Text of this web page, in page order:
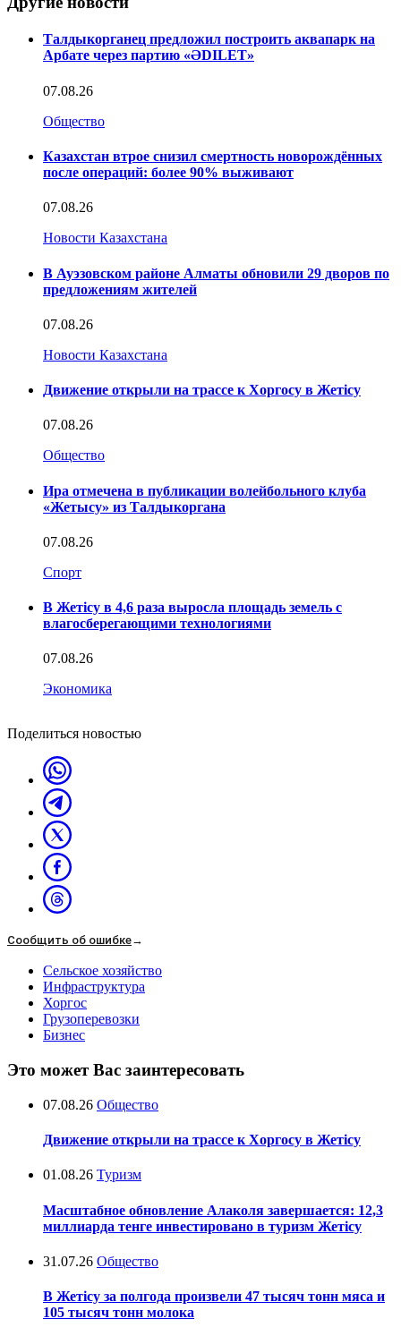
Талдыкорганец предложил построить аквапарк на
Арбате через партию «ӘDILET»
07.08.26
Общество
Казахстан втрое снизил смертность новорождённых
после операций: более 90% выживают
07.08.26
Новости Казахстана
В Ауэзовском районе Алматы обновили 29 дворов по
предложениям жителей
07.08.26
Новости Казахстана
Движение открыли на трассе к Хоргосу в Жетісу
07.08.26
Общество
Ира отмечена в публикации волейбольного клуба
«Жетысу» из Талдыкоргана
07.08.26
Спорт
В Жетісу в 4,6 раза выросла площадь земель с
влагосберегающими технологиями
07.08.26
Экономика
Поделиться новостью
Сообщить об ошибке→
Сельское хозяйство
Инфраструктура
Хоргос
Грузоперевозки
Бизнес
Это может Вас заинтересовать
07.08.26 Общество
Движение открыли на трассе к Хоргосу в Жетісу
01.08.26 Туризм
Масштабное обновление Алаколя завершается: 12,3
миллиарда тенге инвестировано в туризм Жетісу
31.07.26 Общество
В Жетісу за полгода произвели 47 тысяч тонн мяса и
105 тысяч тонн молока